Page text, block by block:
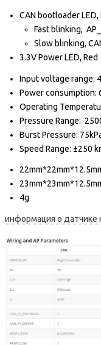
CAN bootloader LED,
Fast blinking,
Slow blinking,
3.3V Power LED, Red
Input voltage range:
Power consumption:
Operating
Pressure Range:
Burst Pressure:
Speed Range: ±250
4g
информация о датчике